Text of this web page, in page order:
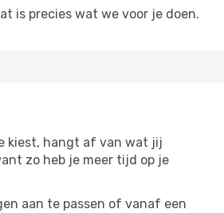
is precies wat we voor je doen.
kiest, hangt af van wat jij
zo heb je meer tijd op je
aan te passen of vanaf een